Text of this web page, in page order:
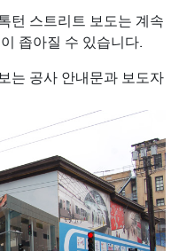
턴 스트리트 보도는 계속
좁아질 수 있습니다.
는 공사 안내문과 보도자